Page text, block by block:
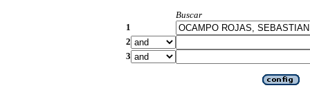
Buscar
1
2
3